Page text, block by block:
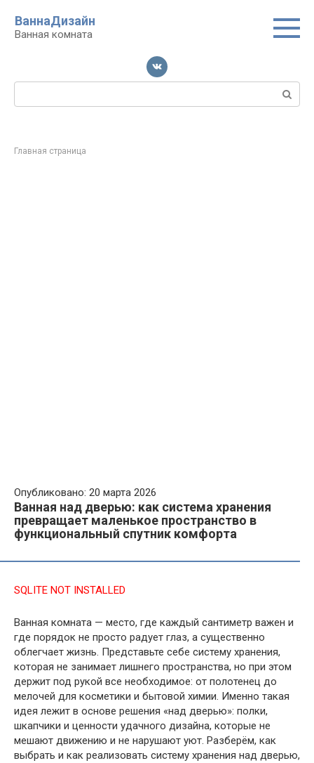
контенту
ВаннаДизайн
Ванная комната
Поиск:
Главная страница
Опубликовано: 20 марта 2026
Ванная над дверью: как система хранения
превращает маленькое пространство в
функциональный спутник комфорта
SQLITE NOT INSTALLED
Ванная комната — место, где каждый сантиметр важен и
где порядок не просто радует глаз, а существенно
облегчает жизнь. Представьте себе систему хранения,
которая не занимает лишнего пространства, но при этом
держит под рукой все необходимое: от полотенец до
мелочей для косметики и бытовой химии. Именно такая
идея лежит в основе решения «над дверью»: полки,
шкапчики и ценности удачного дизайна, которые не
мешают движению и не нарушают уют. Разберём, как
выбрать и как реализовать систему хранения над дверью,